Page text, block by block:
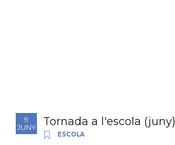
9
JUNY
Tornada a l'escola (juny)
ESCOLA